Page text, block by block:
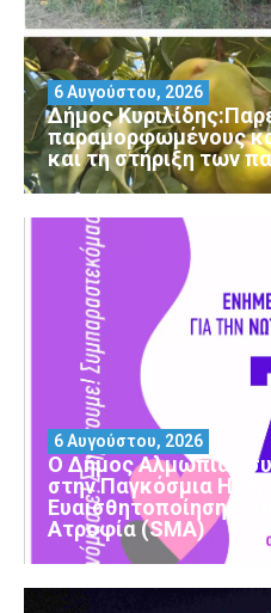
Δήμος
παραμορφωμένους
και τη στήριξη των
6 Αυγούστου, 2026
Ο Δήμος Αλμωπίας
στην Παγκόσμια
Ευαισθητοποίησης
Ατροφία (SMA)
6 Αυγούστου, 2026